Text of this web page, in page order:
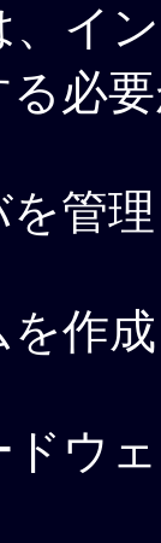
、イ
必
管
作
ウ